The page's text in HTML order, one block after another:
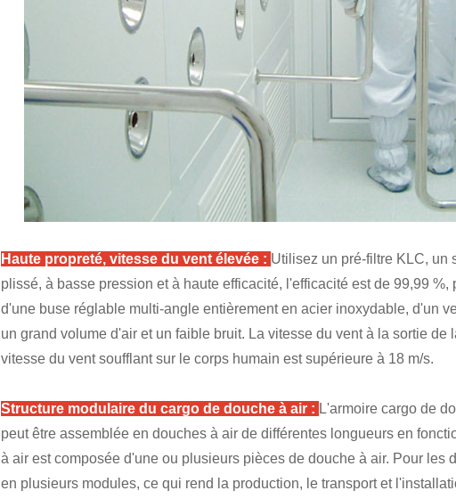
Haute propreté, vitesse du vent élevée : Utilisez un pré-filtre KLC, un
plissé, à basse pression et à haute efficacité, l'efficacité est de 99,99
d'une buse réglable multi-angle entièrement en acier inoxydable, d'un
un grand volume d'air et un faible bruit. La vitesse du vent à la sortie de
vitesse du vent soufflant sur le corps humain est supérieure à 18 m/s.
Structure modulaire du cargo de douche à air : L'armoire cargo de
peut être assemblée en douches à air de différentes longueurs en
à air est composée d'une ou plusieurs pièces de douche à air. Pour les
en plusieurs modules, ce qui rend la production, le transport et